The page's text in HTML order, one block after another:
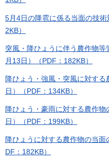
5月4日の降雹に係る当面の技
2KB）
突風・降ひょうに伴う農作物
月13日）（PDF：182KB）
降ひょう・強風・突風に対す
日）（PDF：134KB）
降ひょう・豪雨に対する農作
日）（PDF：199KB）
降ひょうに対する農作物の当
DF：182KB）